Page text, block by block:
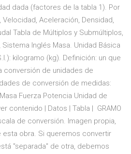
dada (factores de la tabla 1). Por
Aceleración, Densidad,
Tabla de Múltiplos y Submúltiplos,
Inglés Masa. Unidad Básica
kilogramo (kg). Definición: un que
conversión de unidades de
de conversión de medidas:
Fuerza Potencia Unidad de
contenido | Datos | Tabla | GRAMO
de conversión. Imagen propia,
esta obra. Si queremos convertir
"separada" de otra, debemos